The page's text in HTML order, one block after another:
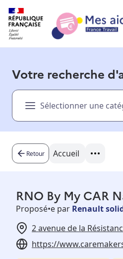
Présentation vidéo
Besoin d'aide ?
Votre recherche
Sélectionner une
Retour Accueil
RNO By My CAR
Proposé•e par Renault
2 avenue de la
https://